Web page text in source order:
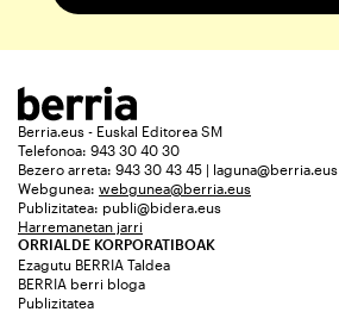
Berria.eus - Euskal Editorea SM
Telefonoa: 943 30 40 30
Bezero arreta: 943 30 43 45 | laguna@berria.eus
Webgunea: webgunea@berria.eus
Publizitatea: publi@bidera.eus
Harremanetan jarri
ORRIALDE KORPORATIBOAK
Ezagutu BERRIA Taldea
BERRIA berri bloga
Publizitatea